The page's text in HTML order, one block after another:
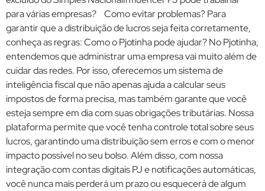
para várias empresas? Como evitar problemas? Para
garantir que a distribuição de lucros seja feita corretamente,
conheça as regras: Como o Pjotinha pode ajudar? No Pjotinha,
entendemos que administrar uma empresa vai muito além de
cuidar das redes. Por isso, oferecemos um sistema de
inteligência fiscal que não apenas ajuda a calcular seus
impostos de forma precisa, mas também garante que você
esteja sempre em dia com suas obrigações tributárias. Nossa
plataforma permite que você tenha controle total sobre seus
lucros, garantindo uma distribuição sem erros e com o menor
impacto possível no seu bolso. Além disso, com nossa
integração com contas digitais PJ e notificações automáticas,
você nunca mais perderá um prazo ou esquecerá de algum